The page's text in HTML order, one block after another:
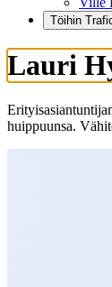
Töihin
Lauri
huippuunsa.